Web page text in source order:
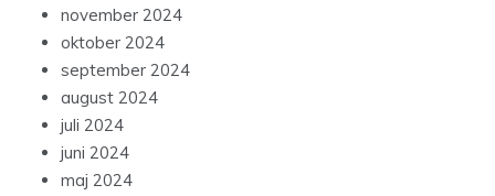
november 2024
oktober 2024
september 2024
august 2024
juli 2024
juni 2024
maj 2024